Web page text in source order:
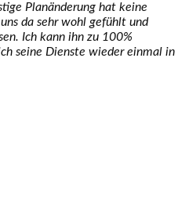
Planänderung hat keine
da sehr wohl gefühlt und
Ich kann ihn zu 100%
seine Dienste wieder einmal in